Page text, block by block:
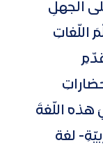
الجهلِ
اللّغاتِ
اللّغةَ
لغة